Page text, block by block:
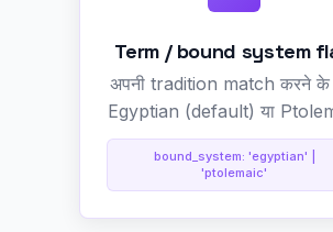
Term / bound system
अपनी tradition match करने के
Egyptian (default) या
bound_system: 'egyptian' |
'ptolemaic'